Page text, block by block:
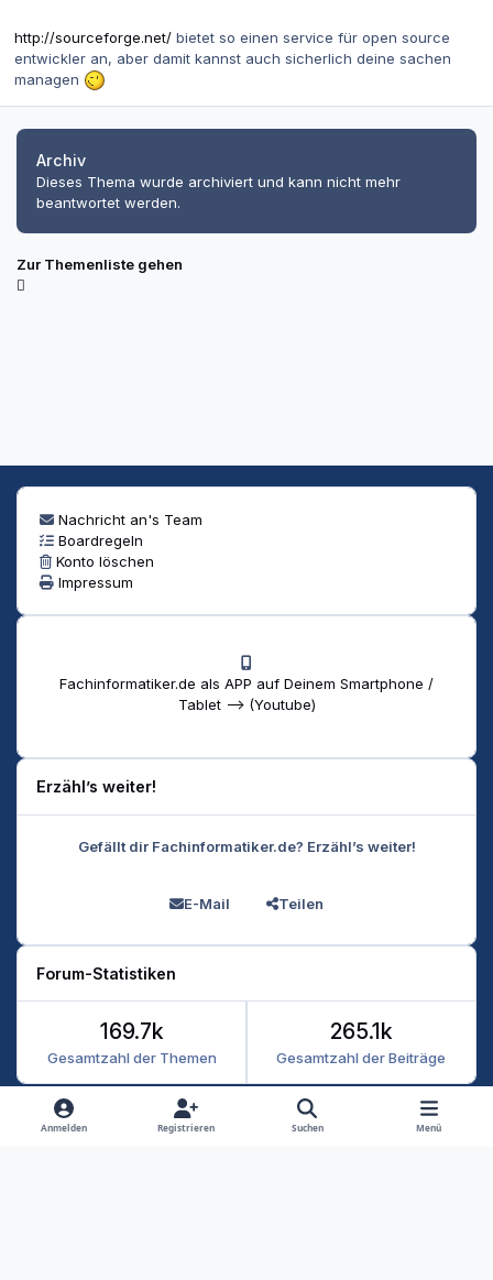
http://sourceforge.net/ bietet so einen service für open source
entwickler an, aber damit kannst auch sicherlich deine sachen
managen
Archiv
Dieses Thema wurde archiviert und kann nicht mehr
beantwortet werden.
Zur Themenliste gehen
Nachricht an's Team
Boardregeln
Konto löschen
Impressum
Fachinformatiker.de als APP auf Deinem Smartphone /
Tablet --> (Youtube)
Erzähl’s weiter!
Gefällt dir Fachinformatiker.de? Erzähl’s weiter!
E-Mail Teilen
Forum-Statistiken
Gesamtzahl der Themen
169.7k
Gesamtzahl der Beiträge
265.1k
Heller Modus
Dunkler Modus
Systemeinstellung
Anmelden Registrieren Suchen Menü